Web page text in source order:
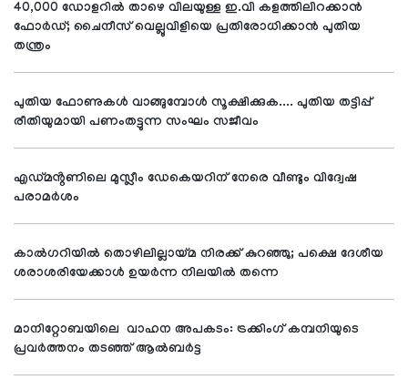
40,000 ഡോളറിൽ താഴെ വിലയുള്ള ഇ.വി കളത്തിലിറക്കാൻ
ഫോർഡ്; ചൈനീസ് വെല്ലുവിളിയെ പ്രതിരോധിക്കാൻ പുതിയ
തന്ത്രം
പുതിയ ഫോണുകൾ വാങ്ങുമ്പോൾ സൂക്ഷിക്കുക.... പുതിയ തട്ടിപ്പ്
രീതിയുമായി പണംതട്ടുന്ന സംഘം സജീവം
എഡ്മൻ്റണിലെ മുസ്ലീം ഡേകെയറിന് നേരെ വീണ്ടും വിദ്വേഷ
പരാമർശം
കാൽഗറിയിൽ തൊഴിലില്ലായ്മ നിരക്ക് കുറഞ്ഞു; പക്ഷെ ദേശീയ
ശരാശരിയേക്കാൾ ഉയർന്ന നിലയിൽ തന്നെ
മാനിറ്റോബയിലെ വാഹന അപകടം: ട്രക്കിംഗ് കമ്പനിയുടെ
പ്രവർത്തനം തടഞ്ഞ് ആൽബർട്ട